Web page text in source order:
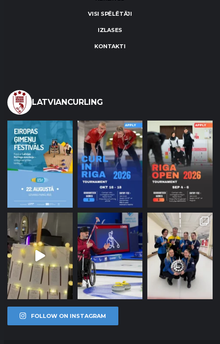
VISI SPĒLĒTĀJI
IZLASES
KONTAKTI
LATVIANCURLING
FOLLOW ON INSTAGRAM